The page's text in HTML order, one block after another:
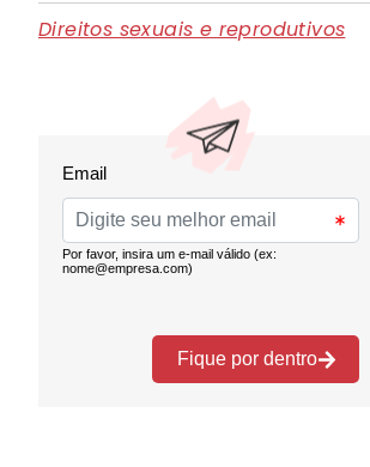
Direitos sexuais e reprodutivos